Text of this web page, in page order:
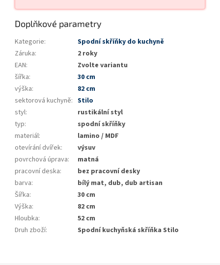
Doplňkové parametry
Kategorie:
Spodní skříňky do kuchyně
Záruka:
2 roky
EAN:
Zvolte variantu
šířka:
30 cm
výška:
82 cm
sektorová kuchyně: Stilo
styl:
rustikální styl
typ:
spodní skříňky
materiál:
lamino / MDF
otevírání dvířek:
výsuv
povrchová úprava:
matná
pracovní deska:
bez pracovní desky
barva:
bílý mat, dub, dub artisan
Šířka:
30 cm
Výška:
82 cm
Hloubka:
52 cm
Druh zboží: Spodní kuchyňská skříňka Stilo